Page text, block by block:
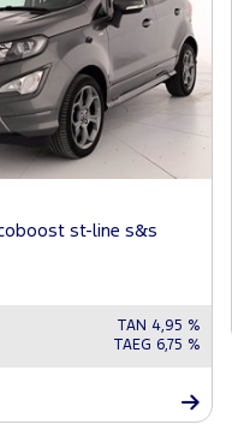
st-line s&s
TAN 4,95 %
TAEG 6,75 %